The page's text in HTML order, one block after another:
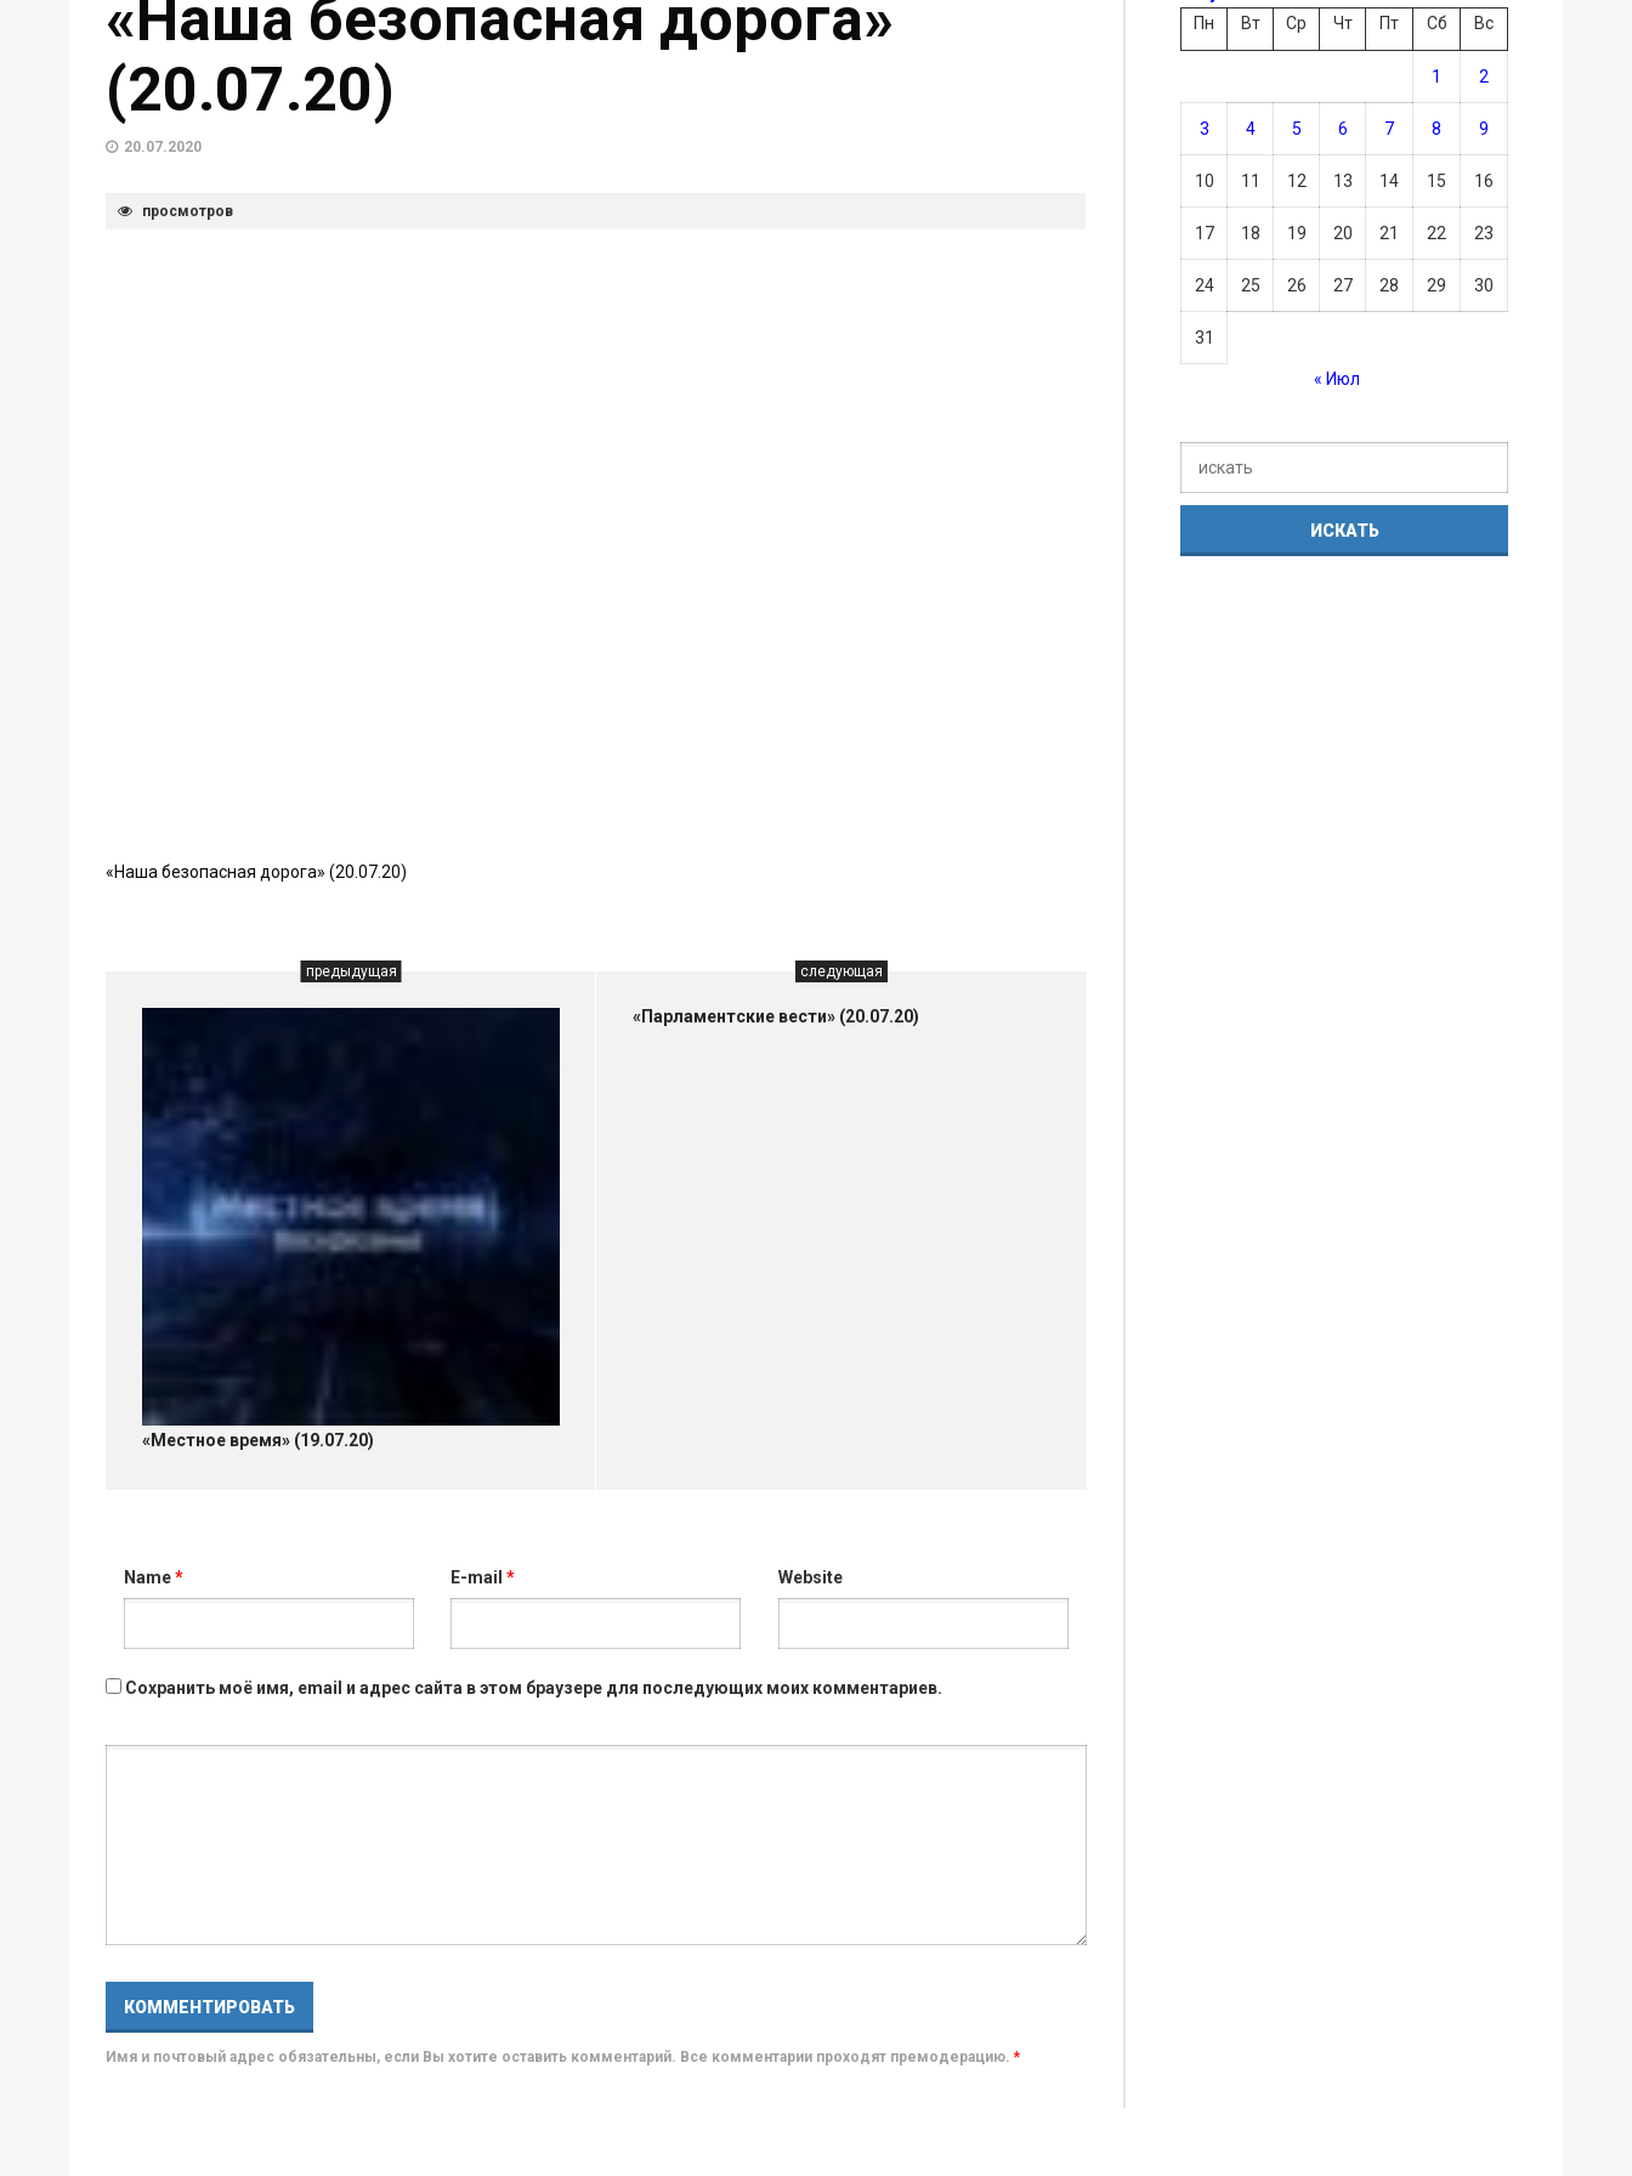
«Наша безопасная дорога»
(20.07.20)
20.07.2020
просмотров
«Наша безопасная дорога» (20.07.20)
предыдущая
«Местное время» (19.07.20)
следующая
«Парламентские вести» (20.07.20)
Name* E-mail* Website
Сохранить моё имя, email и адрес сайта в этом браузере для последующих моих комментариев.
Имя и почтовый адрес обязательны, если Вы хотите оставить комментарий. Все комментарии проходят премодерацию. *
Пн
Вт Ср Чт Пт Сб Вс
1 2
3 4 5 6 7 8 9
10 11 12 13 14 15 16
17 18 19 20 21 22 23
24 25 26 27 28 29 30
31
« Июл